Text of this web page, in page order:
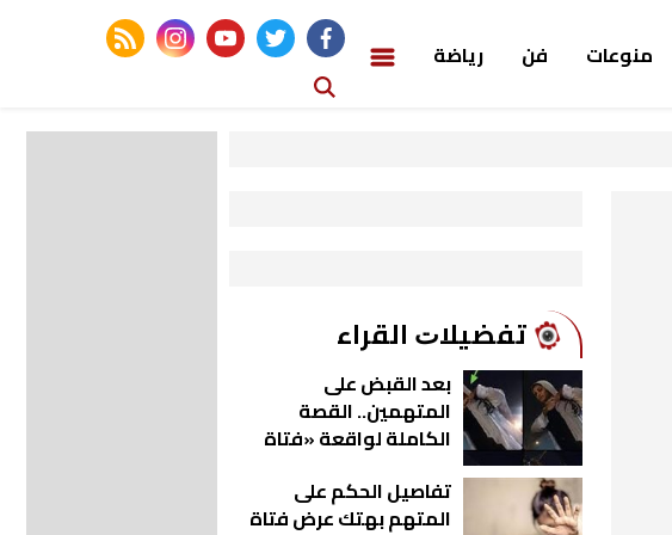
منوعات فن رياضة
facebook
twitter
youtube
instagram
rss feed
ﺗﻔﻀﻴﻼﺕ اﻟﻘﺮاء
بعد القبض على
المتهمين.. القصة
الكاملة لواقعة «فتاة
تفاصيل الحكم على
المتهم بهتك عرض فتاة